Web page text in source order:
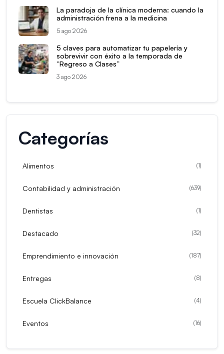
La paradoja de la clínica moderna: cuando la
administración frena a la medicina
5 ago 2026
5 claves para automatizar tu papelería y
sobrevivir con éxito a la temporada de
“Regreso a Clases”
3 ago 2026
Categorías
Alimentos (1)
Contabilidad y administración (639)
Dentistas (1)
Destacado (32)
Emprendimiento e innovación (187)
Entregas (8)
Escuela ClickBalance (4)
Eventos (16)